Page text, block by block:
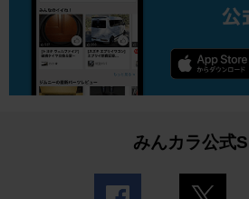
みんカラ公式